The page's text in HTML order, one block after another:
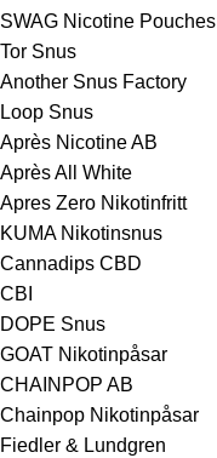
SWAG Nicotine Pouches
Tor Snus
Another Snus Factory
Loop Snus
Après Nicotine AB
Après All White
Apres Zero Nikotinfritt
KUMA Nikotinsnus
Cannadips CBD
CBI
DOPE Snus
GOAT Nikotinpåsar
CHAINPOP AB
Chainpop Nikotinpåsar
Fiedler & Lundgren